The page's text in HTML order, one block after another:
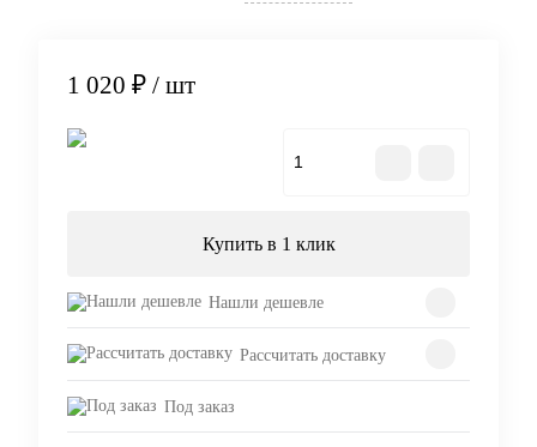
1 020 ₽ / шт
Купить в 1 клик
Нашли дешевле
Рассчитать доставку
Под заказ